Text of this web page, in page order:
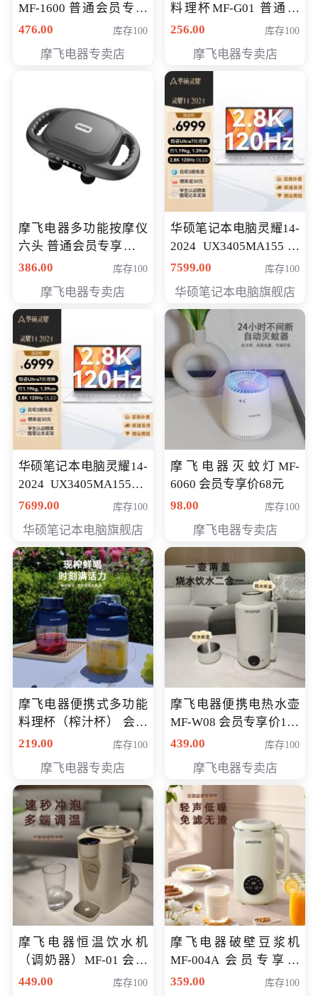
MF-1600 普通会员专享
价298元
476.00 库存100
摩飞电器专卖店
料理杯MF-G01 普通会
员专享价格118元
256.00 库存100
摩飞电器专卖店
摩飞电器多功能按摩仪
六头 普通会员专享价格
199元
386.00 库存100
摩飞电器专卖店
华硕笔记本电脑灵耀14-
2024 UX3405MA155冰
川银 oled 智慧轻薄本 会
7599.00 库存100
华硕笔记本电脑旗舰店
华硕笔记本电脑灵耀14-
2024 UX3405MA155夜
空蓝 oled 智慧轻薄本 会
7699.00 库存100
华硕笔记本电脑旗舰店
摩飞电器灭蚊灯MF-
6060 会员专享价68元
98.00
库存100
摩飞电器专卖店
摩飞电器便携式多功能
料理杯（榨汁杯） 会员
专享价118元
219.00 库存100
摩飞电器专卖店
摩飞电器便携电热水壶
MF-W08 会员专享价198
元
439.00 库存100
摩飞电器专卖店
摩飞电器恒温饮水机
（调奶器）MF-01 会员
专享价366元
449.00 库存100
摩飞电器破壁豆浆机
MF-004A 会员专享价
168元
359.00 库存100